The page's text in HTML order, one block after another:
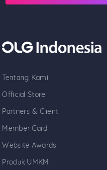
Tentang Kami
Official Store
Partners & Client
Member Card
Website Awards
Produk UMKM